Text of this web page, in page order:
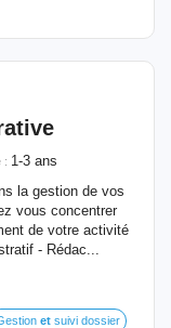
: 1-3 ans
la gestion de vos
vous concentrer
de votre activité
- Rédac...
et suivi dossier